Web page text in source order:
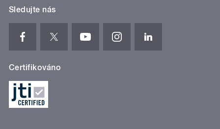
Sledujte nás
Certifikováno